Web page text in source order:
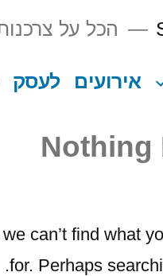
הכל על
אירועים לעסק
Nothing
can’t find what
for. Perhaps